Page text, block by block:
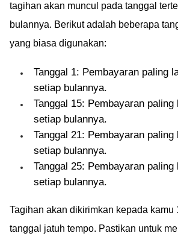
tagihan akan muncul pada tanggal
bulannya. Berikut adalah beberapa
yang biasa digunakan:
Tanggal 1: Pembayaran paling
setiap bulannya.
Tanggal 15: Pembayaran
setiap bulannya.
Tanggal 21: Pembayaran
setiap bulannya.
Tanggal 25: Pembayaran
setiap bulannya.
Tagihan akan dikirimkan kepada kamu
tanggal jatuh tempo. Pastikan untuk